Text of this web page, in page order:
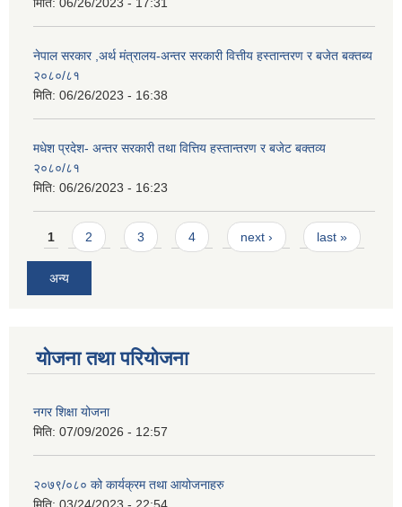
मिति: 06/26/2023 - 17:31
नेपाल सरकार ,अर्थ मंत्रालय-अन्तर सरकारी वित्तीय हस्तान्तरण र बजेत बक्तब्य
२०८०/८१
मिति: 06/26/2023 - 16:38
मधेश प्रदेश- अन्तर सरकारी तथा वित्तिय हस्तान्तरण र बजेट बक्तव्य
२०८०/८१
मिति: 06/26/2023 - 16:23
Pages
1 2 3 4 next › last »
अन्य
योजना तथा परियोजना
नगर शिक्षा योजना
मिति: 07/09/2026 - 12:57
२०७९/०८० को कार्यक्रम तथा आयोजनाहरु